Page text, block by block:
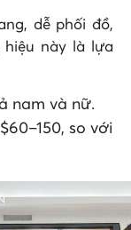
dễ phối đồ,
này là lựa
nam và nữ.
so với